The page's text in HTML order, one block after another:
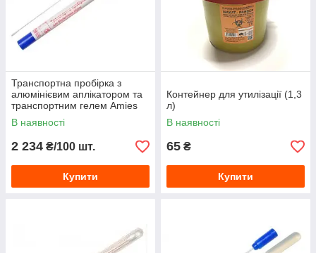
Транспортна пробірка з
алюмінієвим аплікатором та
транспортним гелем Amies
В наявності
2 234 ₴/100 шт.
Купити
Контейнер для утилізації (1,3
л)
В наявності
65 ₴
Купити